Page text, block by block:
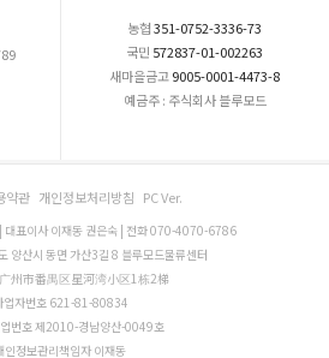
농협351-0752-3336-73
국민 572837-01-002263
새마을금고9005-0001-4473-8
예금주 : 주식회사 블루모드
약관 개인정보처리방침 PC Ver.
대표이사 이재동 권은숙 | 전화 070-4070-6786
양산시 동면 가산3길 8 블루모드물류센터
州市番禺区星河湾小区1栋2梯
업자번호 621-81-80834
번호 제2010-경남양산-0049호
인정보관리책임자 이재동